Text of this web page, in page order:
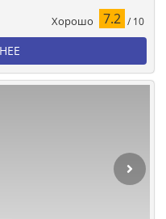
Хорошо 7.2 / 10